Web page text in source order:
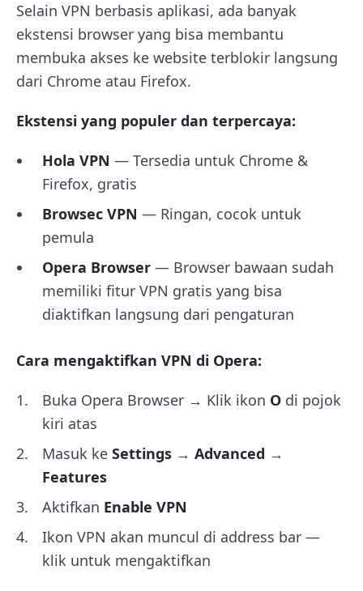
Selain VPN berbasis aplikasi, ada banyak
ekstensi browser yang bisa membantu
membuka akses ke website terblokir langsung
dari Chrome atau Firefox.
Ekstensi yang populer dan terpercaya:
Hola VPN — Tersedia untuk Chrome &
Firefox, gratis
Browsec VPN — Ringan, cocok untuk
pemula
Opera Browser — Browser bawaan sudah
memiliki fitur VPN gratis yang bisa
diaktifkan langsung dari pengaturan
Cara mengaktifkan VPN di Opera:
Buka Opera Browser → Klik ikon O di pojok
kiri atas
Masuk ke Settings → Advanced →
Features
Aktifkan Enable VPN
Ikon VPN akan muncul di address bar —
klik untuk mengaktifkan